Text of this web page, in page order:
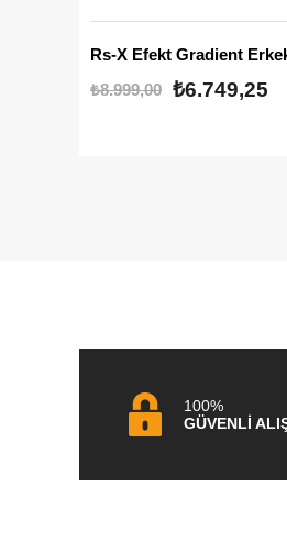
Rs-X Efekt Gradient
₺8.999,00 ₺6.749,25
100%
GÜVENLİ